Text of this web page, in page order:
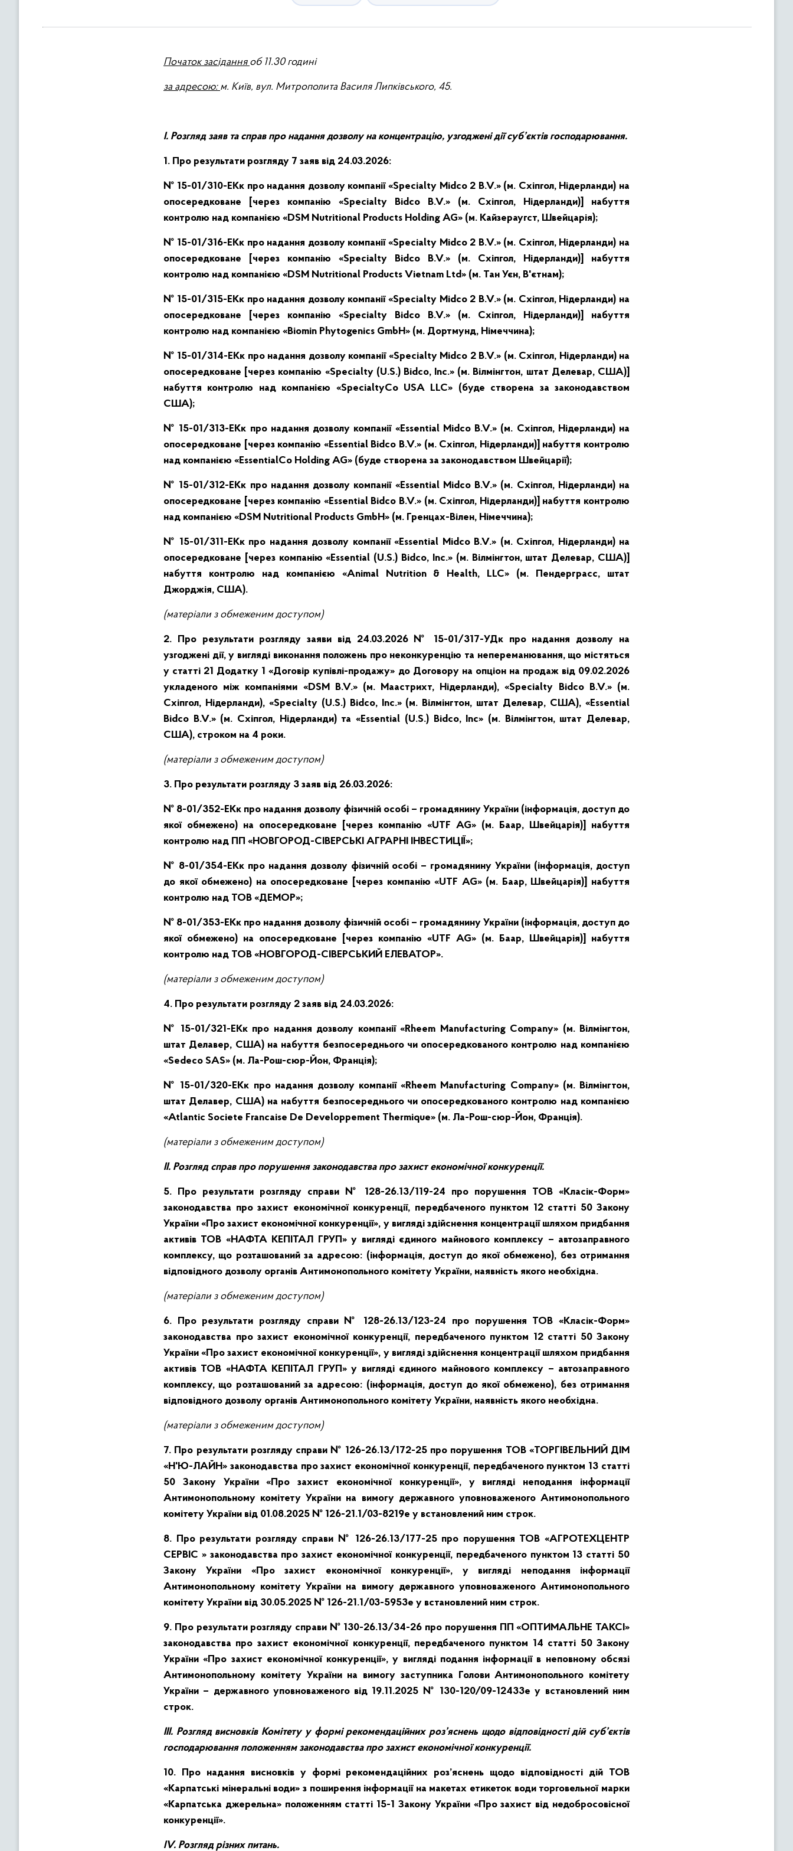
Початок засідання об 11.30 годині
за адpесою: м. Київ, вул. Митрополита Василя Липківського, 45.
І. Розгляд заяв та справ про надання дозволу на концентрацію, узгоджені дії суб’єктів господарювання.
1. Про результати розгляду 7 заяв від 24.03.2026:
№ 15-01/310-ЕКк про надання дозволу компанії «Specialty Midco 2 B.V.» (м. Схіпгол, Нідерланди) на
опосередковане [через компанію «Specialty Bidco B.V.» (м. Схіпгол, Нідерланди)] набуття
контролю над компанією «DSM Nutritional Products Holding AG» (м. Кайзераугст, Швейцарія);
№ 15-01/316-ЕКк про надання дозволу компанії «Specialty Midco 2 B.V.» (м. Схіпгол, Нідерланди) на
опосередковане [через компанію «Specialty Bidco B.V.» (м. Схіпгол, Нідерланди)] набуття
контролю над компанією «DSM Nutritional Products Vietnam Ltd» (м. Тан Уєн, В'єтнам);
№ 15-01/315-ЕКк про надання дозволу компанії «Specialty Midco 2 B.V.» (м. Схіпгол, Нідерланди) на
опосередковане [через компанію «Specialty Bidco B.V.» (м. Схіпгол, Нідерланди)] набуття
контролю над компанією «Biomin Phytogenics GmbH» (м. Дортмунд, Німеччина);
№ 15-01/314-ЕКк про надання дозволу компанії «Specialty Midco 2 B.V.» (м. Схіпгол, Нідерланди) на
опосередковане [через компанію «Specialty (U.S.) Bidco, Inc.» (м. Вілмінгтон, штат Делевар, США)]
набуття контролю над компанією «SpecialtyCo USA LLC» (буде створена за законодавством
США);
№ 15-01/313-ЕКк про надання дозволу компанії «Essential Midco B.V.» (м. Схіпгол, Нідерланди) на
опосередковане [через компанію «Essential Bidco B.V.» (м. Схіпгол, Нідерланди)] набуття контролю
над компанією «EssentialCo Holding AG» (буде створена за законодавством Швейцарії);
№ 15-01/312-ЕКк про надання дозволу компанії «Essential Midco B.V.» (м. Схіпгол, Нідерланди) на
опосередковане [через компанію «Essential Bidco B.V.» (м. Схіпгол, Нідерланди)] набуття контролю
над компанією «DSM Nutritional Products GmbH» (м. Гренцах-Вілен, Німеччина);
№ 15-01/311-ЕКк про надання дозволу компанії «Essential Midco B.V.» (м. Схіпгол, Нідерланди) на
опосередковане [через компанію «Essential (U.S.) Bidco, Inc.» (м. Вілмінгтон, штат Делевар, США)]
набуття контролю над компанією «Animal Nutrition & Health, LLC» (м. Пендерграсс, штат
Джорджія, США).
(матеріали з обмеженимдоступом)
2. Про результати розгляду заяви від 24.03.2026 № 15-01/317-УДк про надання дозволу на
узгоджені дії, y вигляді виконання положень про неконкуренцію та непереманювання, що містяться
у статті 21 Додатку 1 «Договір купівлі-продажу» до Договору на опціон на продаж від 09.02.2026
укладеного між компаніями «DSM B.V.» (м. Маастрихт, Нідерланди), «Specialty Bidco B.V.» (м.
Схіпгол, Нідерланди), «Specialty (U.S.) Bidco, Inc.» (м. Вілмінгтон, штат Делевар, США), «Essential
Bidco B.V.» (м. Схіпгол, Нідерланди) та «Essential (U.S.) Bidco, Inc» (м. Вілмінгтон, штат Делевар,
США), строком на 4 роки.
(матеріали з обмеженимдоступом)
3. Про результати розгляду 3 заяв від 26.03.2026:
№ 8-01/352-ЕКк про надання дозволу фізичній особі – громадянину України (інформація, доступ до
якої обмежено) на опосередковане [через компанію «UTF AG» (м. Баар, Швейцарія)] набуття
контролю над ПП «НОВГОРОД-СІВЕРСЬКІ АГРАРНІ ІНВЕСТИЦІЇ»;
№ 8-01/354-ЕКк про надання дозволу фізичній особі – громадянину України (інформація, доступ
до якої обмежено) на опосередковане [через компанію «UTF AG» (м. Баар, Швейцарія)] набуття
контролю над ТОВ «ДЕМОР»;
№ 8-01/353-ЕКк про надання дозволу фізичній особі – громадянину України (інформація, доступ до
якої обмежено) на опосередковане [через компанію «UTF AG» (м. Баар, Швейцарія)] набуття
контролю над ТОВ «НОВГОРОД-СІВЕРСЬКИЙ ЕЛЕВАТОР».
(матеріали з обмеженимдоступом)
4. Про результати розгляду 2 заяв від 24.03.2026:
№ 15-01/321-ЕКк про надання дозволу компанії «Rheem Manufacturing Company» (м. Вілмінгтон,
штат Делавер, США) на набуття безпосереднього чи опосередкованого контролю над компанією
«Sedeco SAS» (м. Ла-Рош-сюр-Йон, Франція);
№ 15-01/320-ЕКк про надання дозволу компанії «Rheem Manufacturing Company» (м. Вілмінгтон,
штат Делавер, США) на набуття безпосереднього чи опосередкованого контролю над компанією
«Atlantic Societe Francaise De Developpement Thermique» (м. Ла-Рош-сюр-Йон, Франція).
(матеріали з обмеженимдоступом)
ІІ. Розгляд справ про порушення законодавства про захист економічної конкуренції.
5. Про результати розгляду справи № 128-26.13/119-24 про порушення ТОВ «Класік-Форм»
законодавства про захист економічної конкуренції, передбаченого пунктом 12 статті 50 Закону
України «Про захист економічної конкуренції», у вигляді здійснення концентрації шляхом придбання
активів ТОВ «НАФТА КЕПІТАЛ ГРУП» у вигляді єдиного майнового комплексу – автозаправного
комплексу, що розташований за адресою: (інформація, доступ до якої обмежено), без отримання
відповідного дозволу органів Антимонопольного комітету України, наявність якого необхідна.
(матеріали з обмеженимдоступом)
6. Про результати розгляду справи № 128-26.13/123-24 про порушення ТОВ «Класік-Форм»
законодавства про захист економічної конкуренції, передбаченого пунктом 12 статті 50 Закону
України «Про захист економічної конкуренції», у вигляді здійснення концентрації шляхом придбання
активів ТОВ «НАФТА КЕПІТАЛ ГРУП» у вигляді єдиного майнового комплексу – автозаправного
комплексу, що розташований за адресою: (інформація, доступ до якої обмежено), без отримання
відповідного дозволу органів Антимонопольного комітету України, наявність якого необхідна.
(матеріали з обмеженимдоступом)
7. Про результати розгляду справи № 126-26.13/172-25 про порушення ТОВ «ТОРГІВЕЛЬНИЙ ДІМ
«Н'Ю-ЛАЙН» законодавства про захист економічної конкуренції, передбаченого пунктом 13 статті
50 Закону України «Про захист економічної конкуренції», у вигляді неподання інформації
Антимонопольному комітету України на вимогу державного уповноваженого Антимонопольного
комітету України від 01.08.2025 № 126-21.1/03-8219е у встановлений ним строк.
8. Про результати розгляду справи № 126-26.13/177-25 про порушення ТОВ «АГРОТЕХЦЕНТР
СЕРВІС » законодавства про захист економічної конкуренції, передбаченого пунктом 13 статті 50
Закону України «Про захист економічної конкуренції», у вигляді неподання інформації
Антимонопольному комітету України на вимогу державного уповноваженого Антимонопольного
комітету України від 30.05.2025 № 126-21.1/03-5953е у встановлений ним строк.
9. Про результати розгляду справи № 130-26.13/34-26 про порушення ПП «ОПТИМАЛЬНЕ ТАКСІ»
законодавства про захист економічної конкуренції, передбаченого пунктом 14 статті 50 Закону
України «Про захист економічної конкуренції», у вигляді подання інформації в неповному обсязі
Антимонопольному комітету України на вимогу заступника Голови Антимонопольного комітету
України – державного уповноваженого від 19.11.2025 № 130-120/09-12433е у встановлений ним
строк.
ІІІ. Розгляд висновків Комітету у формі рекомендаційних роз’яснень щодо відповідності дій суб’єктів
господарювання положенням законодавства про захист економічної конкуренції.
10. Про надання висновків у формі рекомендаційних роз’яснень щодо відповідності дій ТОВ
«Карпатські мінеральні води» з поширення інформації на макетах етикеток води торговельної марки
«Карпатська джерельна» положенням статті 15-1 Закону України «Про захист від недобросовісної
конкуренції».
ІV. Розгляд різних питань.